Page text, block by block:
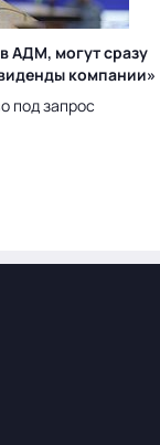
АДМ, могут сразу
компании»
под запрос